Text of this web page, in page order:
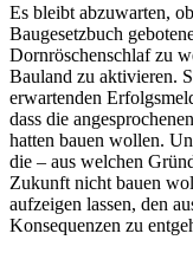
Es bleibt abzuwarten,
Baugesetzbuch
Dornröschenschlaf zu
Bauland zu aktivieren.
erwartenden
dass die
hatten bauen wollen.
die – aus welchen
Zukunft nicht bauen
aufzeigen lassen, den
Konsequenzen zu